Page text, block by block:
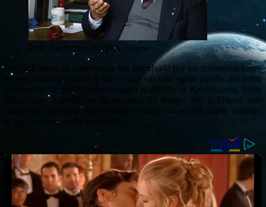
Prof. Lachezar Georgiev Filipov
Según Filipov, la conferencia fue impulsada por las reivindicaciones
de «un hombre normal y serio» que vio una «gran platillo del color
platino, sin ventanas, sobrevolando el distrito de Kremikovtsi, Sofía
(Bulgaria)» a mediados de octubre. El testigo dijo a Filipov que
nadie más alrededor parecía haberse dado cuenta del objeto volador,
o por lo menos nadie reaccionó.